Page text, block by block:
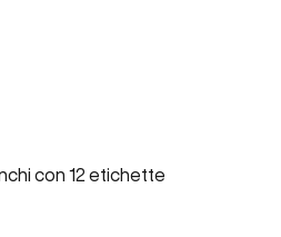
con 12 etichette